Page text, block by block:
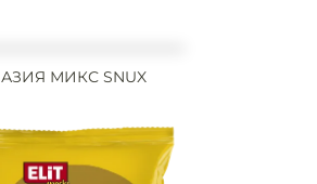
АЗИЯ МИКС SNUX